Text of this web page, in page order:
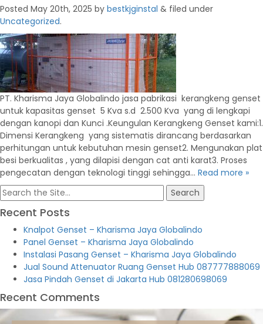
Posted May 20th, 2025 by bestkjginstal & filed under
Uncategorized.
PT. Kharisma Jaya Globalindo jasa pabrikasi kerangkeng genset
untuk kapasitas genset 5 Kva s.d 2.500 Kva yang di lengkapi
dengan kanopi dan Kunci .Keungulan Kerangkeng Genset kami:1.
Dimensi Kerangkeng yang sistematis dirancang berdasarkan
perhitungan untuk kebutuhan mesin genset2. Mengunakan plat
besi berkualitas , yang dilapisi dengan cat anti karat3. Proses
pengecatan dengan teknologi tinggi sehingga… Read more »
Search
for:
Recent Posts
Knalpot Genset – Kharisma Jaya Globalindo
Panel Genset – Kharisma Jaya Globalindo
Instalasi Pasang Genset – Kharisma Jaya Globalindo
Jual Sound Attenuator Ruang Genset Hub 087777888069
Jasa Pindah Genset di Jakarta Hub 081280698069
Recent Comments